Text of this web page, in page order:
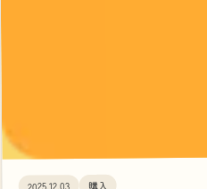
2025.12.03 購入